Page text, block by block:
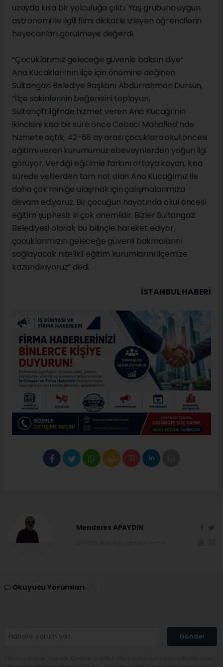
uzayda kısa bir yolculuğa çıktı. Yaş grubuna uygun
astronomi ile ilgili filmi dikkatle izleyen öğrencilerin
heyecanları görülmeye değerdi.
“Çocuklarımız geleceğe güvenle baksın diye”
Ana Kucakları’nın ilçe için önemine değinen
Sultangazi Belediye Başkanı Abdurrahman Dursun,
“İlçe sakinlerinin beğenisini toplayan,
Sultançiftliği’nde hizmet veren Ana Kucağı’nın
ikincisini kısa bir süre önce Cebeci Mahallesi’nde
hizmete açtık. 42-68 ay arası çocuklara okul öncesi
eğitimi veren kurumumuz ebeveynlerden yoğun ilgi
görüyor. Verdiği eğitimle farkını ortaya koyan, kısa
sürede velilerden tam not alan Ana Kucağımız ile
daha çok miniğe ulaşmak için çalışmalarımıza
devam ediyoruz. Bir çocuğun hayatında okul öncesi
eğitim şüphesiz ki çok önemlidir. Bizler Sultangazi
Belediyesi olarak bu bilinçle hareket ediyor,
çocuklarımızın geleceğe güvenli bakmalarını
sağlayacak nitelikli eğitim kurumlarını ilçemize
kazandırıyoruz” dedi.
İSTANBUL HABERİ
Menderes APAYDIN
Okuyucu Yorumları
Gönder